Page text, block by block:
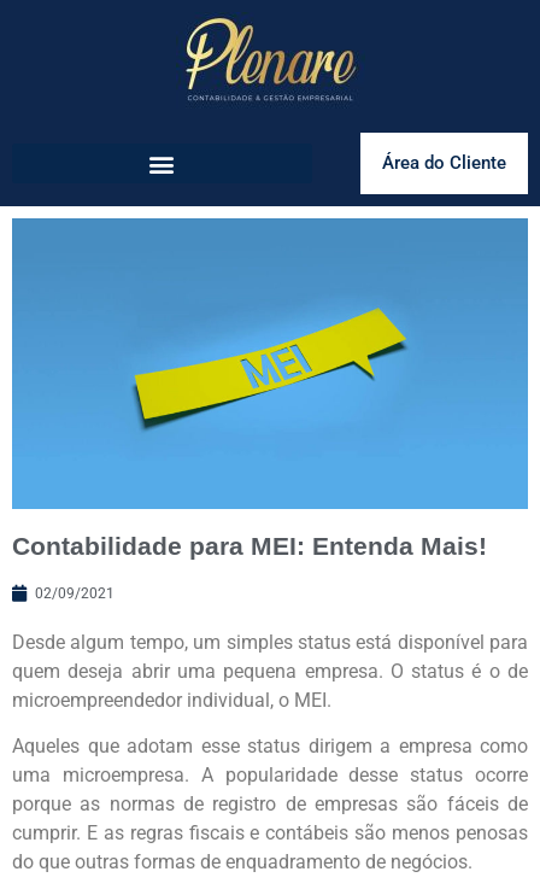
Área do Cliente
Contabilidade para MEI: Entenda Mais!
02/09/2021
Desde algum tempo, um simples status está disponível para
quem deseja abrir uma pequena empresa. O status é o de
microempreendedor individual, o MEI.
Aqueles que adotam esse status dirigem a empresa como
uma microempresa. A popularidade desse status ocorre
porque as normas de registro de empresas são fáceis de
cumprir. E as regras fiscais e contábeis são menos penosas
do que outras formas de enquadramento de negócios.